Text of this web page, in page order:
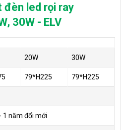
đèn led rọi ray
30W - ELV
20W 30W
79*H225 79*H225
1 năm đổi mới